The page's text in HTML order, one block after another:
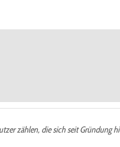
zählen, die sich seit Gründung